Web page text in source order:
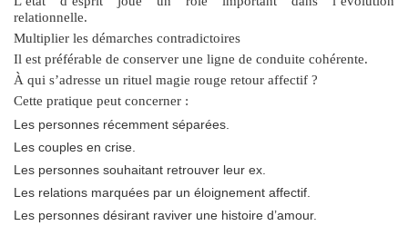
relationnelle.
Multiplier les démarches contradictoires
Il est préférable de conserver une ligne de conduite cohérente.
À qui s’adresse un rituel magie rouge retour affectif ?
Cette pratique peut concerner :
Les personnes récemment séparées.
Les couples en crise.
Les personnes souhaitant retrouver leur ex.
Les relations marquées par un éloignement affectif.
Les personnes désirant raviver une histoire d’amour.